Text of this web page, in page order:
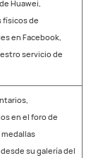
Huawei,
físicos de
en Facebook,
servicio de
en el foro de
su galería del